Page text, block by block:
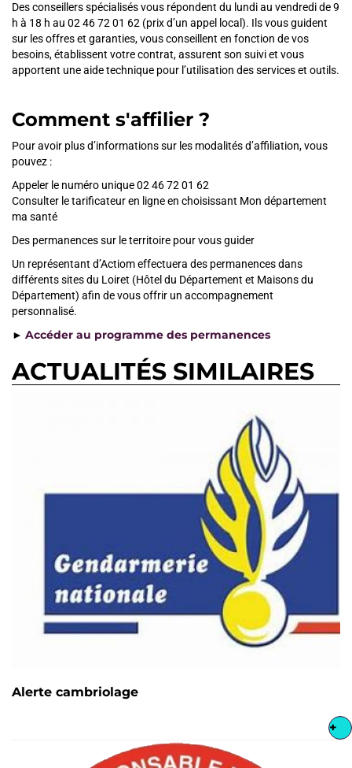
Des conseillers spécialisés vous répondent du lundi au vendredi de 9
h à 18 h au 02 46 72 01 62 (prix d’un appel local). Ils vous guident
sur les offres et garanties, vous conseillent en fonction de vos
besoins, établissent votre contrat, assurent son suivi et vous
apportent une aide technique pour l’utilisation des services et outils.
Comment s'affilier ?
Pour avoir plus d’informations sur les modalités d’affiliation, vous
pouvez :
Appeler le numéro unique 02 46 72 01 62
Consulter le tarificateur en ligne en choisissant Mon département
ma santé
Des permanences sur le territoire pour vous guider
Un représentant d’Actiom effectuera des permanences dans
différents sites du Loiret (Hôtel du Département et Maisons du
Département) afin de vous offrir un accompagnement
personnalisé.
► Accéder au programme des permanences
ACTUALITÉS SIMILAIRES
Alerte cambriolage
+